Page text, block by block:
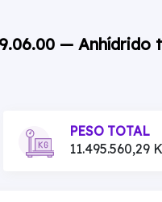
— Anhídrido
PESO TOTAL
11.495.560,29